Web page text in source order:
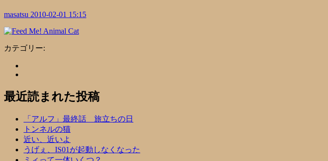
masatsu 2010-02-01 15:15
カテゴリー:
最近読まれた投稿
「アルフ」最終話 旅立ちの日
トンネルの猫
近い、近いよ
うげぇ、IS01が起動しなくなった